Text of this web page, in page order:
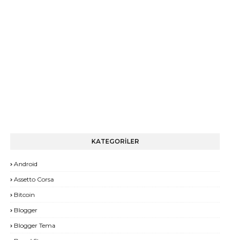
KATEGORİLER
Android
Assetto Corsa
Bitcoin
Blogger
Blogger Tema